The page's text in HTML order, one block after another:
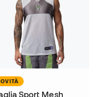
Sport Mesh